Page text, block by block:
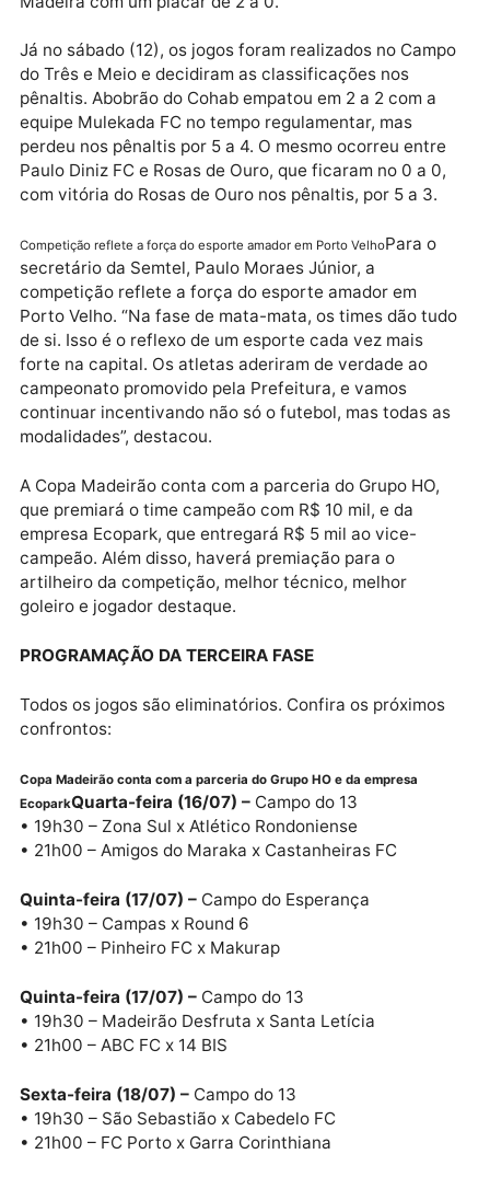
Ainda pela segunda fase, na última sexta-feira (11),
dois confrontos agitaram o Campo do 13: o Atlético
Aponiã venceu o Respeito e Honra por 3 a 2,
a equipe FC Makurap superou o Botafogo – Baixo
Madeira com um placar de 2 a 0.
Já no sábado (12), os jogos foram realizados no
pênaltis. Abobrão do Cohab empatou em 2 a 2 com a
equipe Mulekada FC no tempo regulamentar, mas
perdeu nos pênaltis por 5 a 4. O mesmo ocorreu
Paulo Diniz FC e Rosas de Ouro, que ficaram no 0 a
com vitória do Rosas de Ouro nos pênaltis, por 5 a 3.
Competição reflete a força do esporte amador em Porto Velho Para o
secretário da Semtel, Paulo Moraes Júnior, a
Porto Velho. “Na fase de mata-mata, os times dão
de si. Isso é o reflexo de um esporte cada vez mais
forte na capital. Os atletas aderiram de verdade ao
campeonato promovido pela Prefeitura, e vamos
continuar incentivando não só o futebol, mas todas
que premiará o time campeão com R$ 10 mil, e da
empresa Ecopark, que entregará R$ 5 mil ao vice-
artilheiro da competição, melhor técnico, melhor
goleiro e jogador destaque.
Todos os jogos são eliminatórios. Confira os
confrontos:
Copa Madeirão conta com a parceria do Grupo HO e da empresa
EcoparkQuarta-feira (16/07) –Campo do 13
• 19h30 – Zona Sul x Atlético Rondoniense
• 21h00 – Amigos do Maraka x Castanheiras FC
Quinta-feira (17/07) –Campo do Esperança